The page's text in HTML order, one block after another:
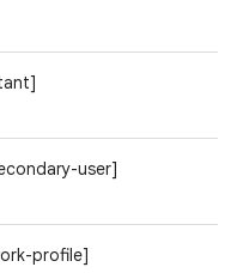
user]
profile]